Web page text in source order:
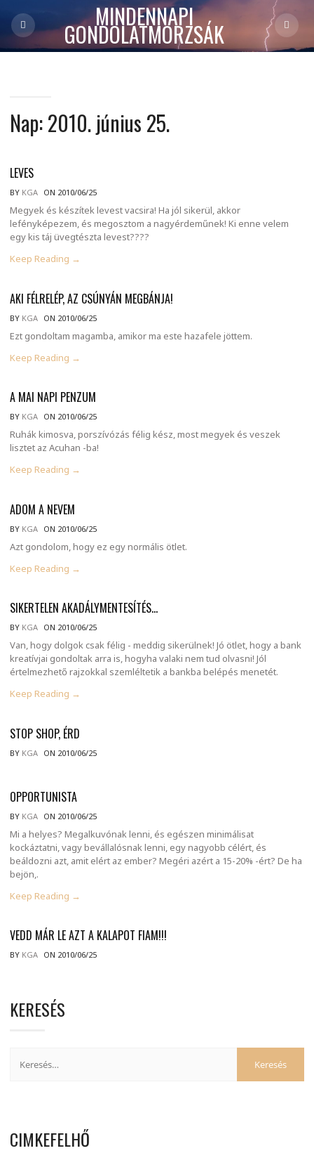
MINDENNAPI
GONDOLATMORZSÁK
Nap:2010. június 25.
LEVES
BY KGA ON 2010/06/25
Megyek és készítek levest vacsira! Ha jól sikerül, akkor
lefényképezem, és megosztom a nagyérdeműnek! Ki enne velem
egy kis táj üvegtészta levest????
Keep Reading →
AKI FÉLRELÉP, AZ CSÚNYÁN MEGBÁNJA!
BY KGA ON 2010/06/25
Ezt gondoltam magamba, amikor ma este hazafele jöttem.
Keep Reading →
A MAI NAPI PENZUM
BY KGA ON 2010/06/25
Ruhák kimosva, porszívózás félig kész, most megyek és veszek
lisztet az Acuhan -ba!
Keep Reading →
ADOM A NEVEM
BY KGA ON 2010/06/25
Azt gondolom, hogy ez egy normális ötlet.
Keep Reading →
SIKERTELEN AKADÁLYMENTESÍTÉS…
BY KGA ON 2010/06/25
Van, hogy dolgok csak félig - meddig sikerülnek! Jó ötlet, hogy a bank
kreatívjai gondoltak arra is, hogyha valaki nem tud olvasni! Jól
értelmezhető rajzokkal szemléltetik a bankba belépés menetét.
Keep Reading →
STOP SHOP, ÉRD
BY KGA ON 2010/06/25
OPPORTUNISTA
BY KGA ON 2010/06/25
Mi a helyes? Megalkuvónak lenni, és egészen minimálisat
kockáztatni, vagy bevállalósnak lenni, egy nagyobb célért, és
beáldozni azt, amit elért az ember? Megéri azért a 15-20% -ért? De ha
bejön,.
Keep Reading →
VEDD MÁR LE AZT A KALAPOT FIAM!!!
BY KGA ON 2010/06/25
KERESÉS
CIMKEFELHŐ